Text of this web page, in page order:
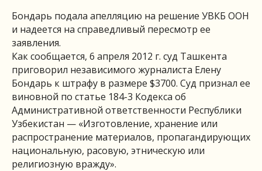
Бондарь подала апелляцию на решение УВКБ ООН
и надеется на справедливый пересмотр ее
заявления.
Как сообщается, 6 апреля 2012 г. суд Ташкента
приговорил независимого журналиста Елену
Бондарь к штрафу в размере $3700. Суд признал ее
виновной по статье 184-3 Кодекса об
Административной ответственности Республики
Узбекистан — «Изготовление, хранение или
распространение материалов, пропагандирующих
национальную, расовую, этническую или
религиозную вражду».